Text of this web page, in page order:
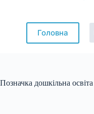
Головна
Позначка дошкільна освіта